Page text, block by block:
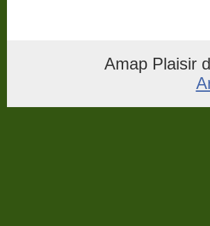
Amap Plaisir